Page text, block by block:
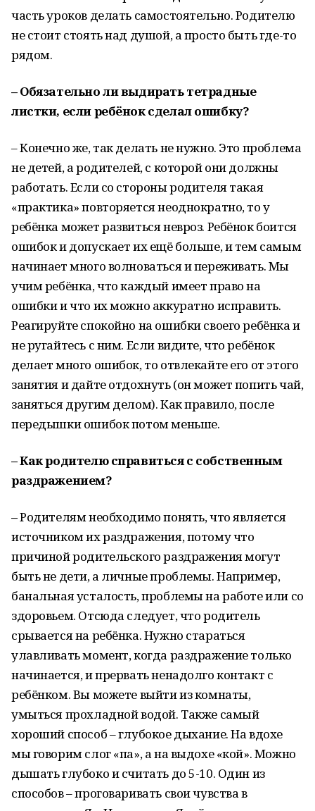
часть уроков делать самостоятельно. Родителю
не стоит стоять над душой, а просто быть где-то
рядом.
– Обязательно ли выдирать тетрадные
листки, если ребёнок сделал ошибку?
– Конечно же, так делать не нужно. Это проблема
не детей, а родителей, с которой они должны
работать. Если со стороны родителя такая
«практика» повторяется неоднократно, то у
ребёнка может развиться невроз. Ребёнок боится
ошибок и допускает их ещё больше, и тем самым
начинает много волноваться и переживать. Мы
учим ребёнка, что каждый имеет право на
ошибки и что их можно аккуратно исправить.
Реагируйте спокойно на ошибки своего ребёнка и
не ругайтесь с ним. Если видите, что ребёнок
делает много ошибок, то отвлекайте его от этого
занятия и дайте отдохнуть (он может попить чай,
заняться другим делом). Как правило, после
передышки ошибок потом меньше.
– Как родителю справиться с собственным
раздражением?
–Родителям необходимо понять, что является
источником их раздражения, потому что
причиной родительского раздражения могут
быть не дети, а личные проблемы. Например,
банальная усталость, проблемы на работе или со
здоровьем. Отсюда следует, что родитель
срывается на ребёнка. Нужно стараться
улавливать момент, когда раздражение только
начинается, и прервать ненадолго контакт с
ребёнком. Вы можете выйти из комнаты,
умыться прохладной водой. Также самый
хороший способ – глубокое дыхание. На вдохе
мы говорим слог «па», а на выдохе «кой». Можно
дышать глубоко и считать до 5-10. Один из
способов – проговаривать свои чувства в